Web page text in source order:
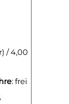
/ 4,00
: frei